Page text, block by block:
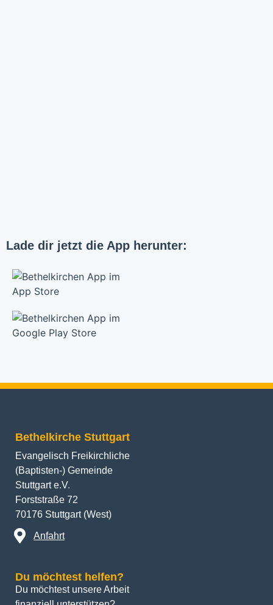
Lade dir jetzt die App herunter:
Bethelkirche Stuttgart
Evangelisch Freikirchliche
(Baptisten-) Gemeinde
Stuttgart e.V.
Forststraße 72
70176 Stuttgart (West)
Anfahrt
Du möchtest helfen?
Du möchtest unsere Arbeit